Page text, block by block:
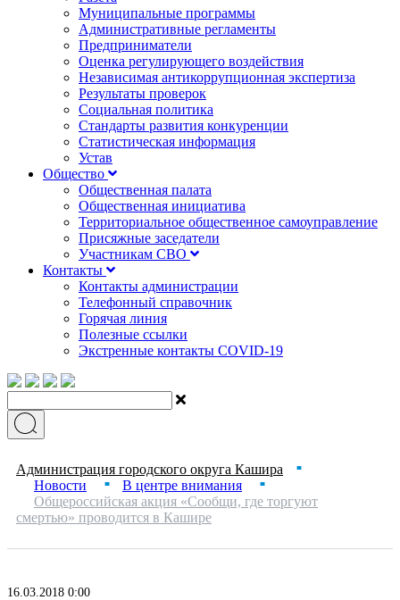
Муниципальные программы
Административные регламенты
Предприниматели
Оценка регулирующего воздействия
Независимая антикоррупционная экспертиза
Результаты проверок
Социальная политика
Стандарты развития конкуренции
Статистическая информация
Устав
Общество
Общественная палата
Общественная инициатива
Территориальное общественное самоуправление
Присяжные заседатели
Участникам СВО
Контакты
Контакты администрации
Телефонный справочник
Горячая линия
Полезные ссылки
Экстренные контакты COVID-19
Администрация городского округа Кашира ■
Новости ■ В центре внимания ■
Общероссийская акция «Сообщи, где торгуют
смертью» проводится в Кашире
16.03.2018 0:00